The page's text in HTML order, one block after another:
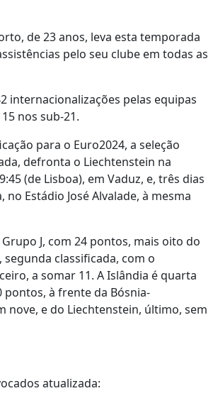
de 23 anos, leva esta temporada
pelo seu clube em todas as
internacionalizações pelas equipas
nos sub-21.
para o Euro2024, a seleção
defronta o Liechtenstein na
(de Lisboa), em Vaduz, e, três dias
no Estádio José Alvalade, à mesma
J, com 24 pontos, mais oito do
segunda classificada, com o
a somar 11. A Islândia é quarta
pontos, à frente da Bósnia-
nove, e do Liechtenstein, último, sem
atualizada: